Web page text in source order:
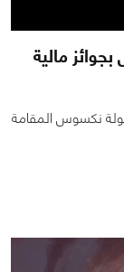
مالية
نكسوس المقامة